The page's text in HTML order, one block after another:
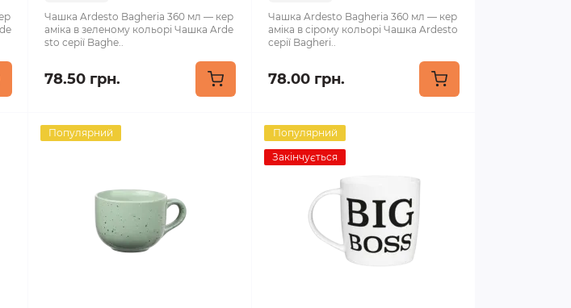
Чашка Ardesto Bagheria 360 мл — кер
аміка в зеленому кольорі Чашка Arde
sto серії Baghe..
78.50 грн.
Чашка Ardesto Bagheria 360 мл — кер
аміка в сірому кольорі Чашка Ardesto
серії Bagheri..
78.00 грн.
Популярний
Популярний
Закінчується